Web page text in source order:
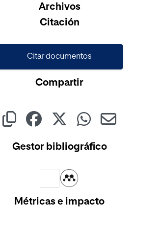
Cargando...Archivos
Citación
Citar documentos
Compartir
Gestor bibliográfico
Métricas e impacto